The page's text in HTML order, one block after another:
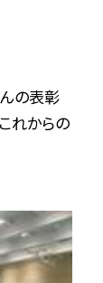
の表彰
れからの